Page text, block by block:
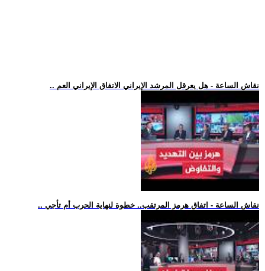
.. نقاش الساعة - هل يعرقل المرشد الإيراني الاتفاق الإيراني العم
.. نقاش الساعة - اتفاق هرمز المرتقب.. خطوة لنهاية الحرب أم تأجي